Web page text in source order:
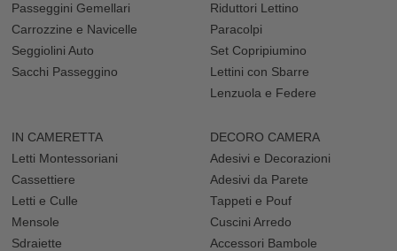
Passeggini Gemellari
Carrozzine e Navicelle
Seggiolini Auto
Sacchi Passeggino
Riduttori Lettino
Paracolpi
Set Copripiumino
Lettini con Sbarre
Lenzuola e Federe
IN CAMERETTA
Letti Montessoriani
Cassettiere
Letti e Culle
Mensole
Sdraiette
DECORO CAMERA
Adesivi e Decorazioni
Adesivi da Parete
Tappeti e Pouf
Cuscini Arredo
Accessori Bambole